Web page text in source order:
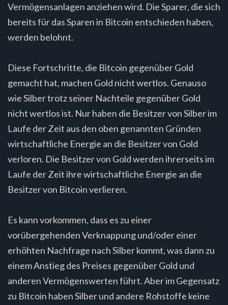
Vermögensanlagen anziehen wird. Die Sparer, die sich
bereits für das Sparen in Bitcoin entschieden haben,
werden belohnt.
Diese Fortschritte, die Bitcoin gegenüber Gold
gemacht hat, machen Gold nicht wertlos. Genauso
wie Silber trotz seiner Nachteile gegenüber Gold
nicht wertlos ist. Nur haben die Besitzer von Silber im
Laufe der Zeit aus den oben genannten Gründen
wirtschaftliche Energie an die Besitzer von Gold
verloren. Die Besitzer von Gold werden ihrerseits im
Laufe der Zeit ihre wirtschaftliche Energie an die
Besitzer von Bitcoin verlieren.
Es kann vorkommen, dass es zu einer
vorübergehenden Verknappung und/oder einer
erhöhten Nachfrage nach Silber kommt, was dann zu
einem Anstieg des Preises gegenüber Gold und
anderen Vermögenswerten führt. Aber im Gegensatz
zu Bitcoin haben Silber und andere Rohstoffe keine